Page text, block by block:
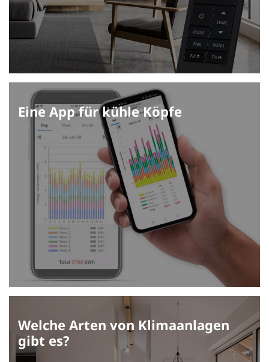
Eine App für kühle Köpfe
Welche Arten von Klimaanlagen
gibt es?